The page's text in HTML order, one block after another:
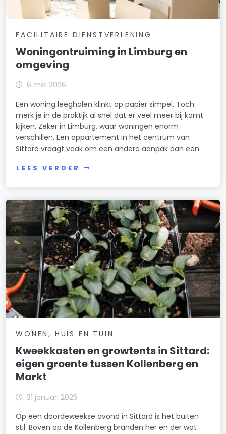
FACILITAIRE DIENSTVERLENING
Woningontruiming in Limburg en
omgeving
6 mei 2026
Een woning leeghalen klinkt op papier simpel. Toch
merk je in de praktijk al snel dat er veel meer bij komt
kijken. Zeker in Limburg, waar woningen enorm
verschillen. Een appartement in het centrum van
Sittard vraagt vaak om een andere aanpak dan een
LEES VERDER
WONEN, HUIS EN TUIN
Kweekkasten en growtents in Sittard:
eigen groente tussen Kollenberg en
Markt
31 januari 2025
Op een doordeweekse avond in Sittard is het buiten
stil. Boven op de Kollenberg branden her en der wat